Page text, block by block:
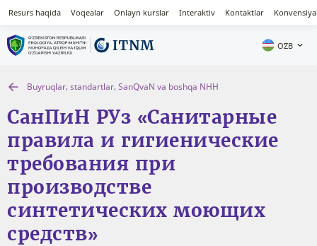
Resurs haqida Voqealar Onlayn kurslar Interaktiv Kontaktlar
OʻZB
Buyruqlar, standartlar, SanQvaN va boshqa NHH
СанПиН РУз «Санитарные
правила и гигиенические
требования при
производстве
синтетических моющих
средств»